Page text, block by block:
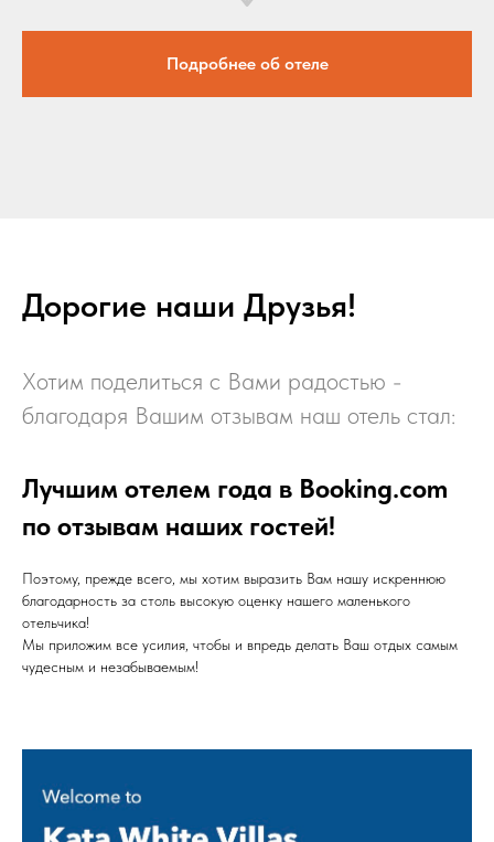
Подробнее об отеле
Дорогие наши Друзья!
Хотим поделиться с Вами радостью -
благодаря Вашим отзывам наш отель стал:
Лучшим отелем года в Booking.com
по отзывам наших гостей!
Поэтому, прежде всего, мы хотим выразить Вам нашу искреннюю
благодарность за столь высокую оценку нашего маленького
отельчика!
Мы приложим все усилия, чтобы и впредь делать Ваш отдых самым
чудесным и незабываемым!